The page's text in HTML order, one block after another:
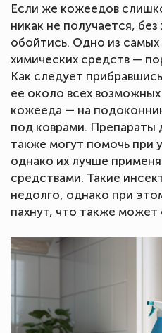
Если же кожеедов
никак не получается,
обойтись. Одно из
химических средств —
Как следует
ее около всех
кожееда — на
под коврами. Препараты
также могут помочь при
однако их лучше
средствами. Такие
недолго, однако при
пахнут, что также может